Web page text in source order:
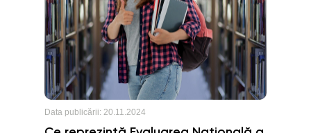
Data publicării: 20.11.2024